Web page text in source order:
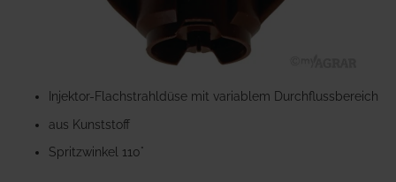
Anfang
Bildgalerie
springen
Injektor-Flachstrahldüse mit variablem Durchflussbereich
aus Kunststoff
Spritzwinkel 110°